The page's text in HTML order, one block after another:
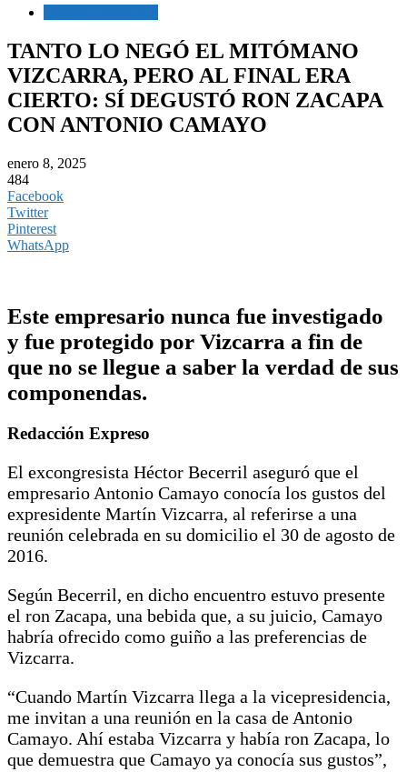
TANTO LO NEGÓ EL MITÓMANO
VIZCARRA, PERO AL FINAL ERA
CIERTO: SÍ DEGUSTÓ RON ZACAPA
CON ANTONIO CAMAYO
enero 8, 2025
484
Facebook
Twitter
Pinterest
WhatsApp
Este empresario nunca fue investigado
y fue protegido por Vizcarra a fin de
que no se llegue a saber la verdad de sus
componendas.
Redacción Expreso
El excongresista Héctor Becerril aseguró que el
empresario Antonio Camayo conocía los gustos del
expresidente Martín Vizcarra, al referirse a una
reunión celebrada en su domicilio el 30 de agosto de
2016.
Según Becerril, en dicho encuentro estuvo presente
el ron Zacapa, una bebida que, a su juicio, Camayo
habría ofrecido como guiño a las preferencias de
Vizcarra.
“Cuando Martín Vizcarra llega a la vicepresidencia,
me invitan a una reunión en la casa de Antonio
Camayo. Ahí estaba Vizcarra y había ron Zacapa, lo
que demuestra que Camayo ya conocía sus gustos”,